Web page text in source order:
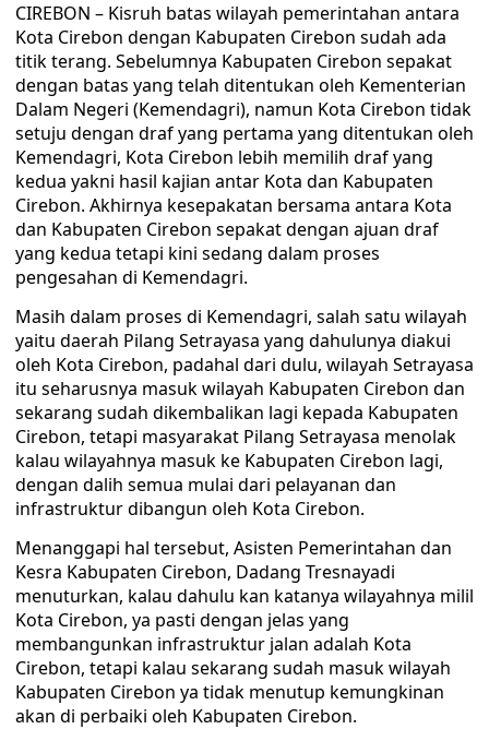
CIREBON – Kisruh batas wilayah pemerintahan antara
Kota Cirebon dengan Kabupaten Cirebon sudah ada
titik terang. Sebelumnya Kabupaten Cirebon sepakat
dengan batas yang telah ditentukan oleh Kementerian
Dalam Negeri (Kemendagri), namun Kota Cirebon tidak
setuju dengan draf yang pertama yang ditentukan oleh
Kemendagri, Kota Cirebon lebih memilih draf yang
kedua yakni hasil kajian antar Kota dan Kabupaten
Cirebon. Akhirnya kesepakatan bersama antara Kota
dan Kabupaten Cirebon sepakat dengan ajuan draf
yang kedua tetapi kini sedang dalam proses
pengesahan di Kemendagri.
Masih dalam proses di Kemendagri, salah satu wilayah
yaitu daerah Pilang Setrayasa yang dahulunya diakui
oleh Kota Cirebon, padahal dari dulu, wilayah Setrayasa
itu seharusnya masuk wilayah Kabupaten Cirebon dan
sekarang sudah dikembalikan lagi kepada Kabupaten
Cirebon, tetapi masyarakat Pilang Setrayasa menolak
kalau wilayahnya masuk ke Kabupaten Cirebon lagi,
dengan dalih semua mulai dari pelayanan dan
infrastruktur dibangun oleh Kota Cirebon.
Menanggapi hal tersebut, Asisten Pemerintahan dan
Kesra Kabupaten Cirebon, Dadang Tresnayadi
menuturkan, kalau dahulu kan katanya wilayahnya milil
Kota Cirebon, ya pasti dengan jelas yang
membangunkan infrastruktur jalan adalah Kota
Cirebon, tetapi kalau sekarang sudah masuk wilayah
Kabupaten Cirebon ya tidak menutup kemungkinan
akan di perbaiki oleh Kabupaten Cirebon.